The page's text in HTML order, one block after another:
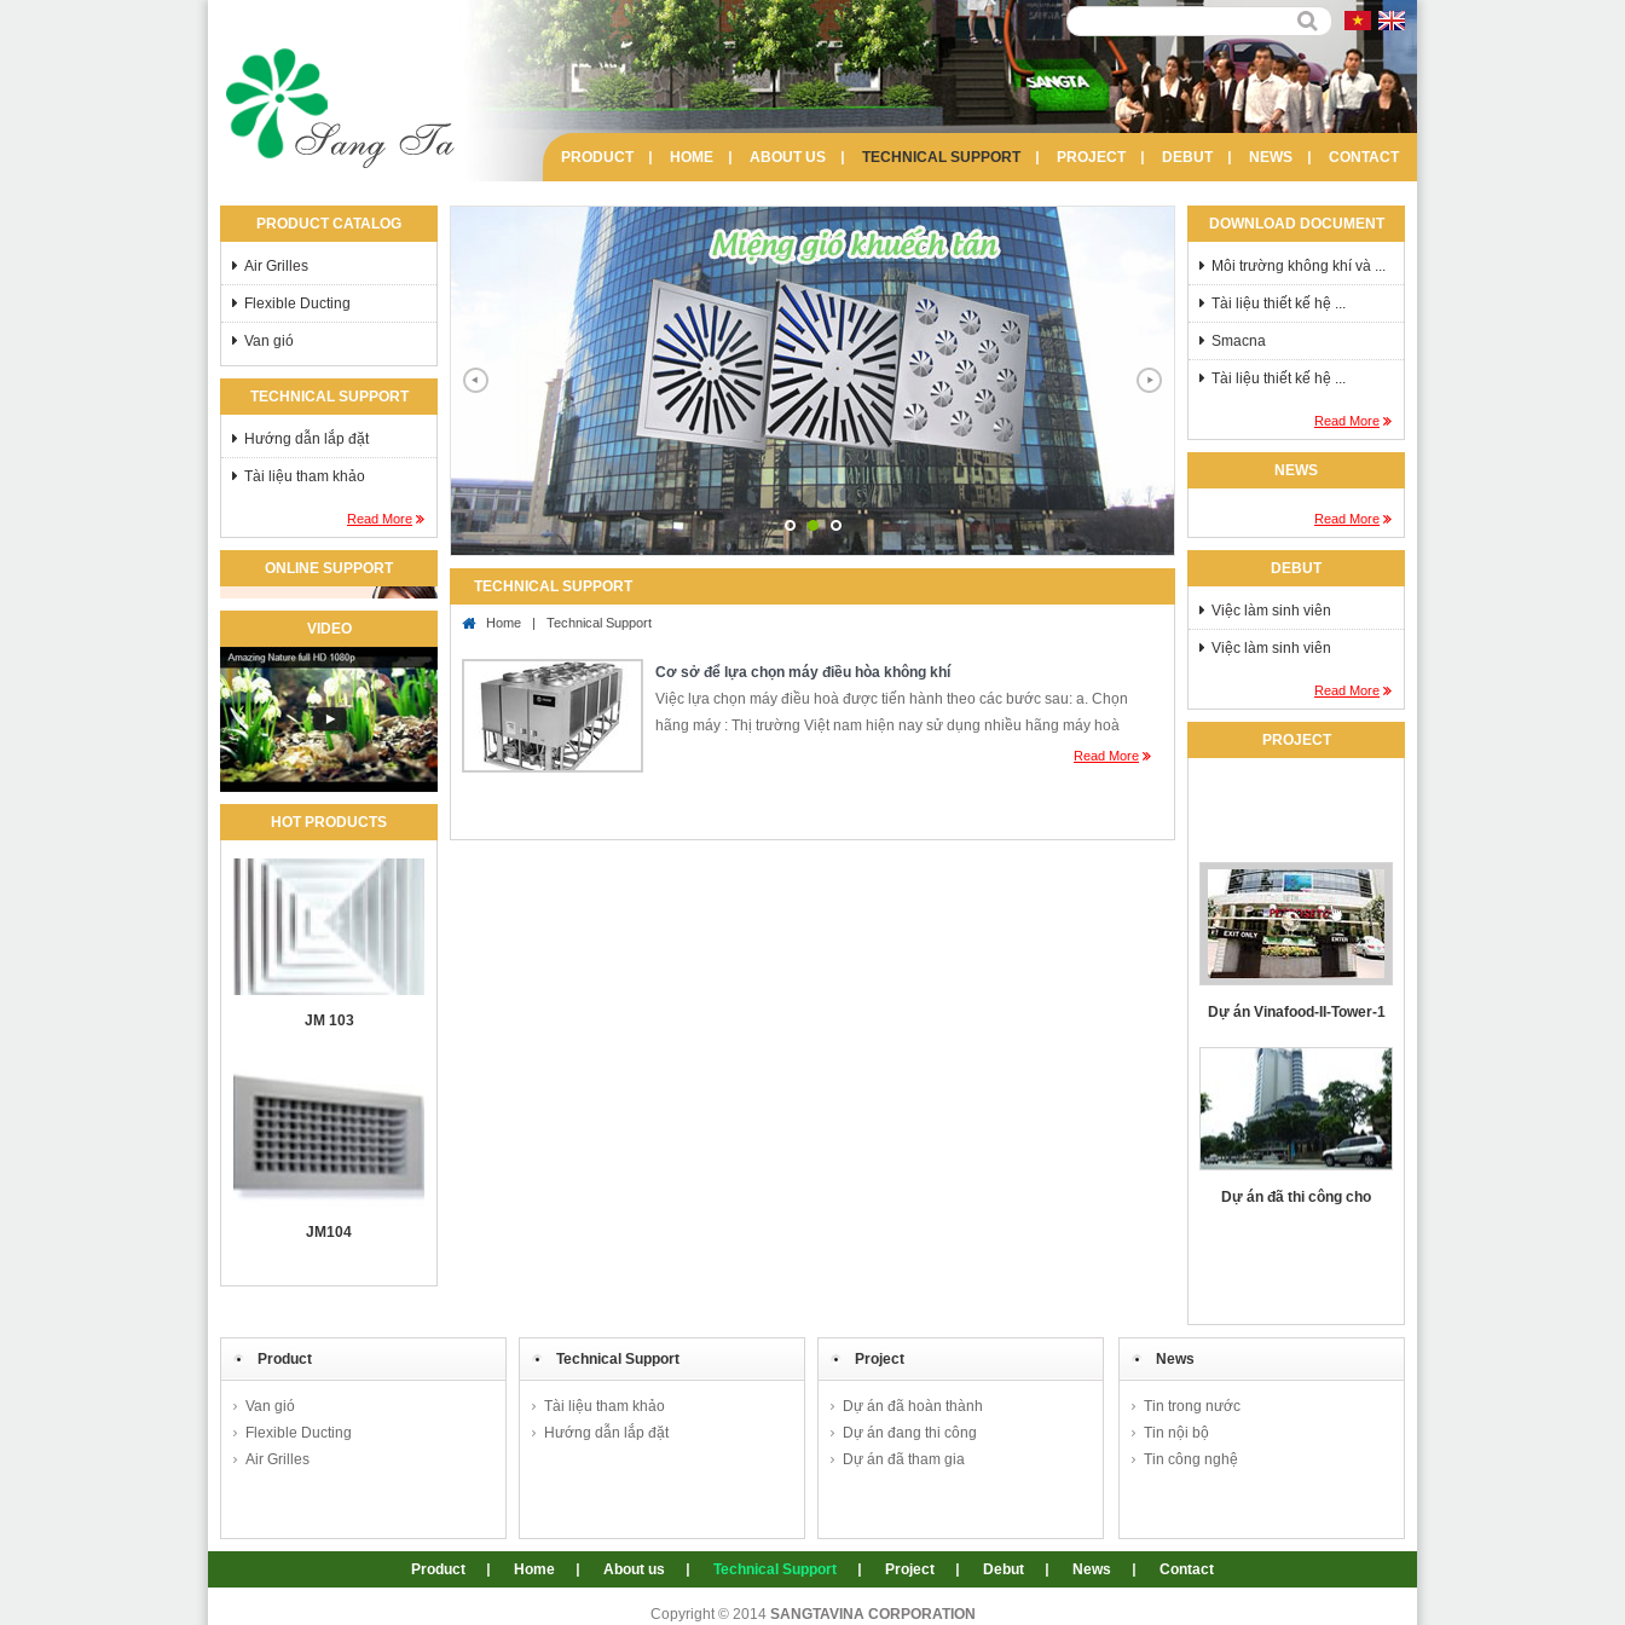
PRODUCT HOME ABOUT US TECHNICAL SUPPORT PROJECT DEBUT NEWS CONTACT
PRODUCT CATALOG
Air Grilles
Flexible Ducting
Van gió
TECHNICAL SUPPORT
Hướng dẫn lắp đặt
Tài liệu tham khảo
Read More
ONLINE SUPPORT
VIDEO
HOT PRODUCTS
JM 103
JM104
TECHNICAL SUPPORT
Home | Technical Support
Cơ sở để lựa chọn máy điều hòa không khí
Việc lựa chọn máy điều hoà được tiến hành theo các bước sau: a. Chọn
hãng máy : Thị trường Việt nam hiện nay sử dụng nhiều hãng máy hoà
Read More
DOWNLOAD DOCUMENT
Môi trường không khí và ...
Tài liệu thiết kế hệ ...
Smacna
Tài liệu thiết kế hệ ...
Read More
NEWS
Read More
DEBUT
Việc làm sinh viên
Việc làm sinh viên
Read More
PROJECT
Dự án Vinafood-II-Tower-1
Dự án đã thi công cho
Product
Van gió
Flexible Ducting
Air Grilles
Technical Support
Tài liệu tham khảo
Hướng dẫn lắp đặt
Project
Dự án đã hoàn thành
Dự án đang thi công
Dự án đã tham gia
News
Tin trong nước
Tin nội bộ
Tin công nghệ
Product Home About us Technical Support Project Debut News Contact
Copyright © 2014 SANGTAVINA CORPORATION